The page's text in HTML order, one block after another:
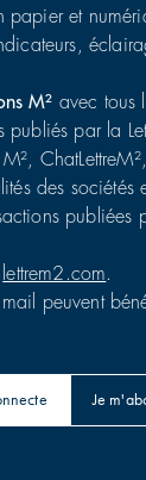
papier et
M² avec tous
publiés par la
des sociétés
publiées
lettrem2.com.
mail peuvent
Je